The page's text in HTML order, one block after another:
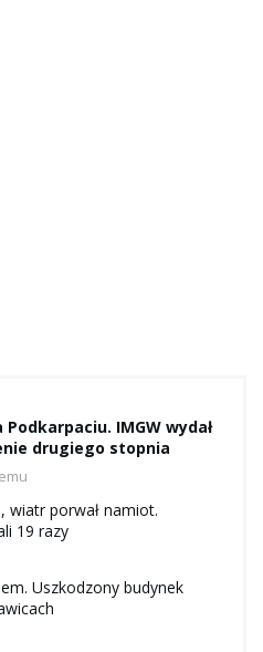
Podkarpaciu. IMGW wydał
drugiego stopnia
wiatr porwał namiot.
19 razy
Uszkodzony budynek